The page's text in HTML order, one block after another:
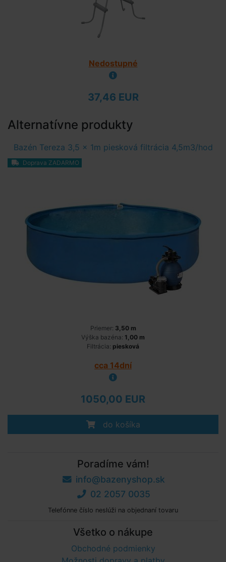
Nedostupné
37,46 EUR
Alternatívne produkty
Bazén Tereza 3,5 x 1m piesková filtrácia 4,5m3/hod
Doprava ZADARMO
Priemer: 3,50 m
Výška bazéna: 1,00 m
Filtrácia: piesková
cca 14dní
1050,00 EUR
do košíka
Poradíme vám!
info@bazenyshop.sk
02 2057 0035
Telefónne číslo neslúži na objednaní tovaru
Všetko o nákupe
Obchodné podmienky